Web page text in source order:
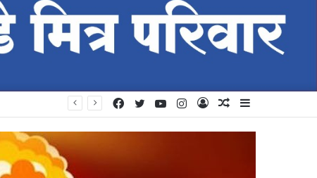
Random
Article
Log
In
Instagram
YouTube
Twitter
Facebook